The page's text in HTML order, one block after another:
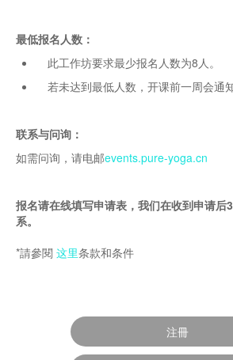
最低报名人数：
此工作坊要求最少报名人数为8人。
若未达到最低人数，开课前一周会通知
联系与问询：
如需问询，请电邮events.pure-yoga.cn
报名请在线填写申请表，我们在收到申请后
系。
*請參閱 这里条款和条件
注冊